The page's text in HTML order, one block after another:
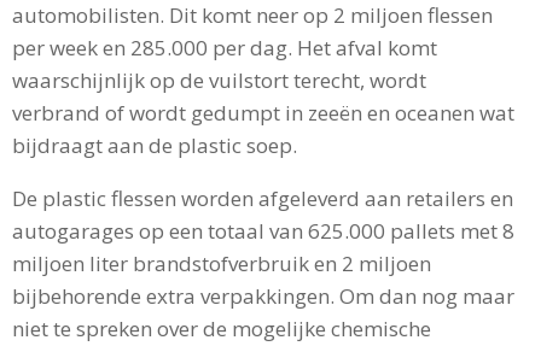
automobilisten. Dit komt neer op 2 miljoen flessen
per week en 285.000 per dag. Het afval komt
waarschijnlijk op de vuilstort terecht, wordt
verbrand of wordt gedumpt in zeeën en oceanen wat
bijdraagt aan de plastic soep.
De plastic flessen worden afgeleverd aan retailers en
autogarages op een totaal van 625.000 pallets met 8
miljoen liter brandstofverbruik en 2 miljoen
bijbehorende extra verpakkingen. Om dan nog maar
niet te spreken over de mogelijke chemische